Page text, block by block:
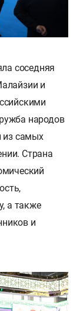
соседняя
и
народов
из самых
Страна
а также
и